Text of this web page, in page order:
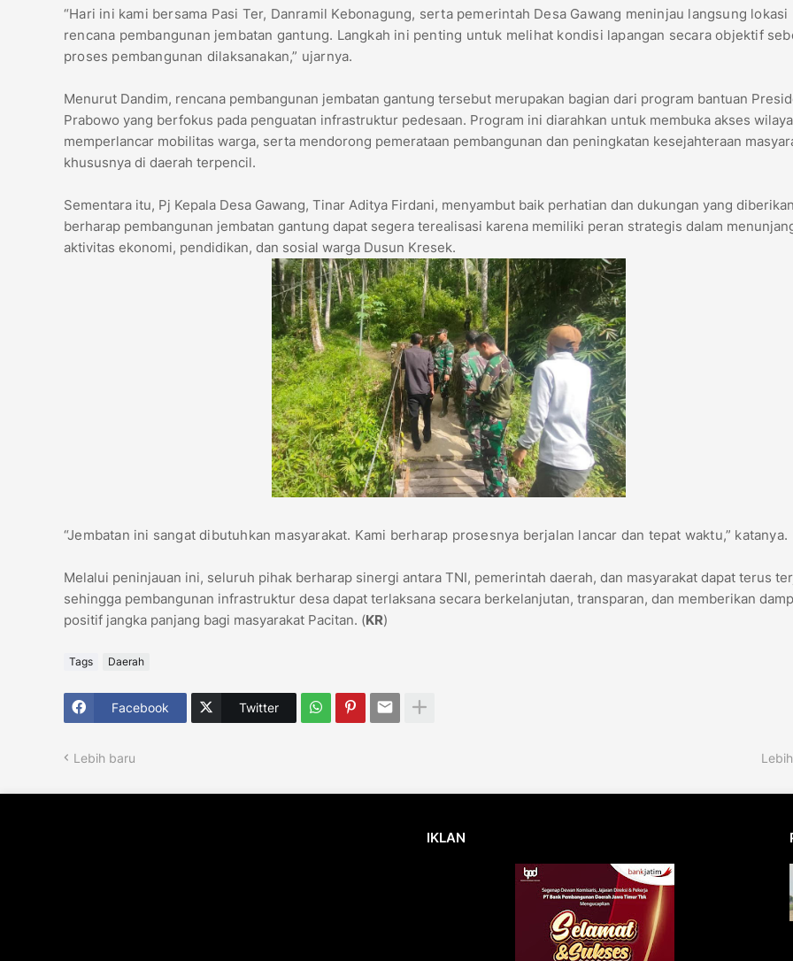
“Hari ini kami bersama Pasi Ter, Danramil Kebonagung, serta pemerintah Desa Gawang meninjau langsung lokasi
rencana pembangunan jembatan gantung. Langkah ini penting untuk melihat kondisi lapangan secara objektif
proses pembangunan dilaksanakan,” ujarnya.
Menurut Dandim, rencana pembangunan jembatan gantung tersebut merupakan bagian dari program bantuan
Prabowo yang berfokus pada penguatan infrastruktur pedesaan. Program ini diarahkan untuk membuka akses
memperlancar mobilitas warga, serta mendorong pemerataan pembangunan dan peningkatan kesejahteraan
khususnya di daerah terpencil.
Sementara itu, Pj Kepala Desa Gawang, Tinar Aditya Firdani, menyambut baik perhatian dan dukungan yang
berharap pembangunan jembatan gantung dapat segera terealisasi karena memiliki peran strategis dalam
aktivitas ekonomi, pendidikan, dan sosial warga Dusun Kresek.
“Jembatan ini sangat dibutuhkan masyarakat. Kami berharap prosesnya berjalan lancar dan tepat waktu,” katanya.
Melalui peninjauan ini, seluruh pihak berharap sinergi antara TNI, pemerintah daerah, dan masyarakat dapat terus
sehingga pembangunan infrastruktur desa dapat terlaksana secara berkelanjutan, transparan, dan memberikan
positif jangka panjang bagi masyarakat Pacitan. (KR)
Tags Daerah
Facebook Twitter
Lebih baru
IKLAN